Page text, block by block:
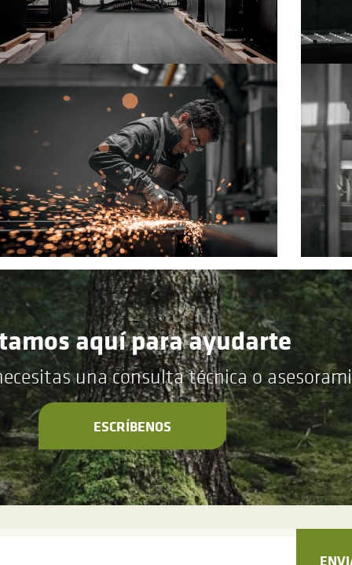
aquí para ayudarte
una consulta técnica o
ESCRÍBENOS